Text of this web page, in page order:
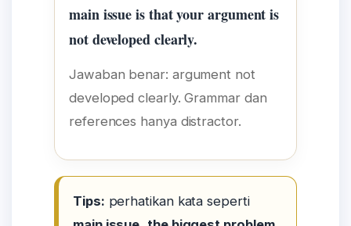
main issue is that your argument is
not developed clearly.
Jawaban benar: argument not
developed clearly. Grammar dan
references hanya distractor.
Tips: perhatikan kata seperti